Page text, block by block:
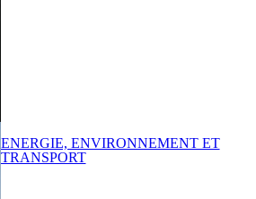
ENERGIE, ENVIRONNEMENT ET
TRANSPORT